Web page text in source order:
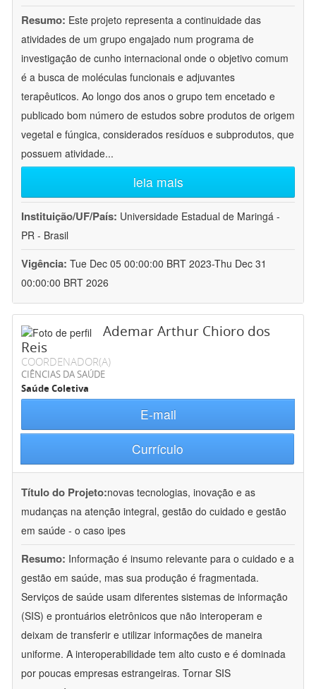
Resumo: Este projeto representa a continuidade das
atividades de um grupo engajado num programa de
investigação de cunho internacional onde o objetivo comum
é a busca de moléculas funcionais e adjuvantes
terapêuticos. Ao longo dos anos o grupo tem encetado e
publicado bom número de estudos sobre produtos de origem
vegetal e fúngica, considerados resíduos e subprodutos, que
possuem atividade...
leia mais
Instituição/UF/País: Universidade Estadual de Maringá -
PR - Brasil
Vigência: Tue Dec 05 00:00:00 BRT 2023-Thu Dec 31
00:00:00 BRT 2026
Ademar Arthur Chioro dos
Reis
COORDENADOR(A)
CIÊNCIAS DA SAÚDE
Saúde Coletiva
E-mail
Currículo
Título do Projeto:novas tecnologias, inovação e as
mudanças na atenção integral, gestão do cuidado e gestão
em saúde - o caso ipes
Resumo: Informação é insumo relevante para o cuidado e a
gestão em saúde, mas sua produção é fragmentada.
Serviços de saúde usam diferentes sistemas de informação
(SIS) e prontuários eletrônicos que não interoperam e
deixam de transferir e utilizar informações de maneira
uniforme. A interoperabilidade tem alto custo e é dominada
por poucas empresas estrangeiras. Tornar SIS